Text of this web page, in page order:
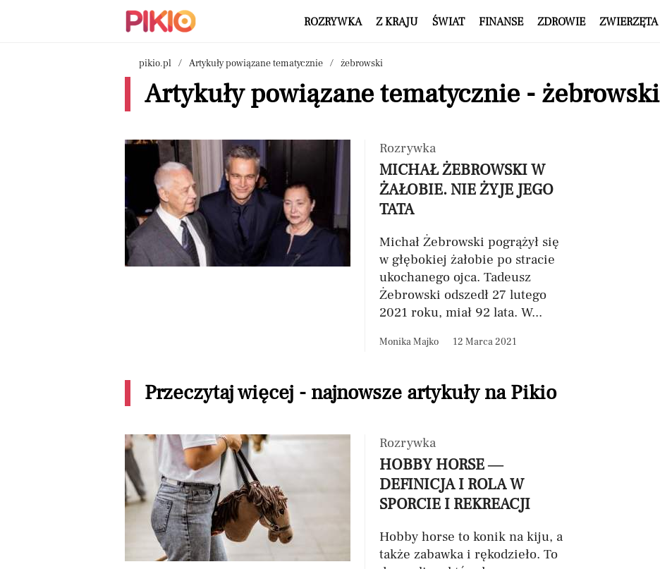
ROZRYWKA Z KRAJU ŚWIAT FINANSE ZDROWIE ZWIERZĘTA
pikio.pl Artykuły powiązane tematycznie żebrowski
Artykuły powiązane tematycznie - żebrowski
Rozrywka
MICHAŁ ŻEBROWSKI W
ŻAŁOBIE. NIE ŻYJE JEGO
TATA
Michał Żebrowski pogrążył się
w głębokiej żałobie po stracie
ukochanego ojca. Tadeusz
Żebrowski odszedł 27 lutego
2021 roku, miał 92 lata. W...
Monika Majko 12 Marca 2021
Przeczytaj więcej - najnowsze artykuły na Pikio
Rozrywka
HOBBY HORSE —
DEFINICJA I ROLA W
SPORCIE I REKREACJI
Hobby horse to konik na kiju, a
także zabawka i rękodzieło. To